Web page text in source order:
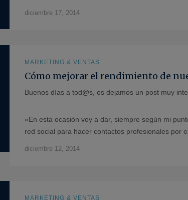
diciembre 17, 2014
MARKETING & VENTAS
Cómo mejorar el rendimiento de
Buenos días a tod@s, os dejamos un post muy
«En esta ocasión voy a dar, siempre según mi
red social para hacer contactos profesionales por
diciembre 12, 2014
MARKETING & VENTAS